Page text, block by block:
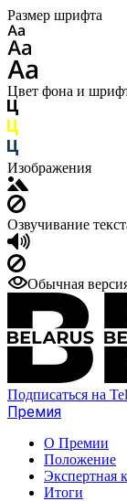
Размер шрифта
Цвет фона и
Изображения
Озвучивание
Обычная
Подписаться на
Премия
О Премии
Положение
Экспертная
Итоги